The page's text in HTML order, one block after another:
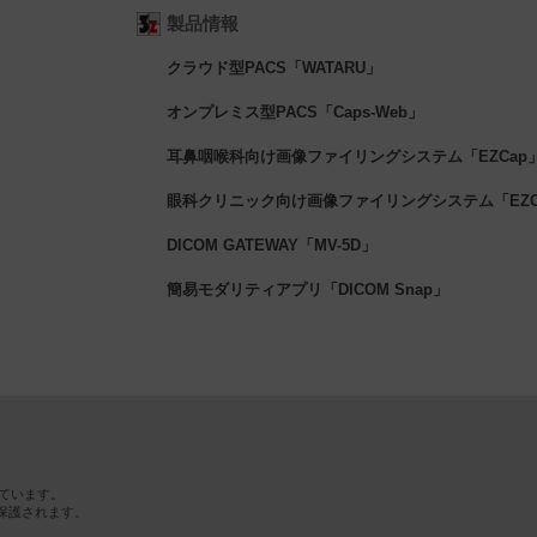
製品情報
クラウド型PACS「WATARU」
オンプレミス型PACS「Caps-Web」
耳鼻咽喉科向け画像ファイリングシステム「EZCap
眼科クリニック向け画像ファイリングシステム「
DICOM GATEWAY「MV-5D」
簡易モダリティアプリ「DICOM Snap」
います。
されます。